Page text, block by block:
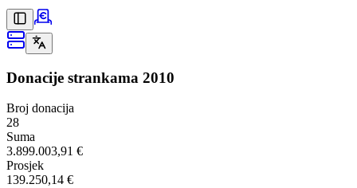
Donacije strankama 2010
Broj donacija
28
Suma
3.899.003,91 €
Prosjek
139.250,14 €